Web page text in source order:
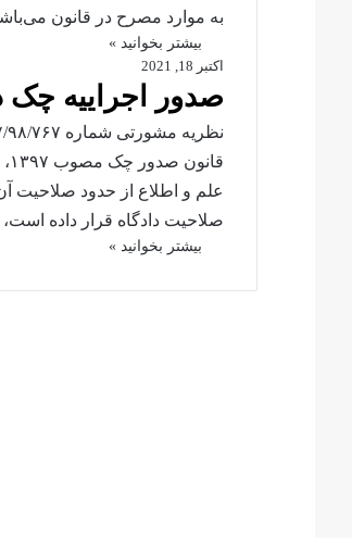
به موارد مصرح در قانون
بیشتر بخوانید »
اکتبر 18, 2021
صدور اجراییه
صلاحیت دادگاه قرار داده
بیشتر بخوانید »